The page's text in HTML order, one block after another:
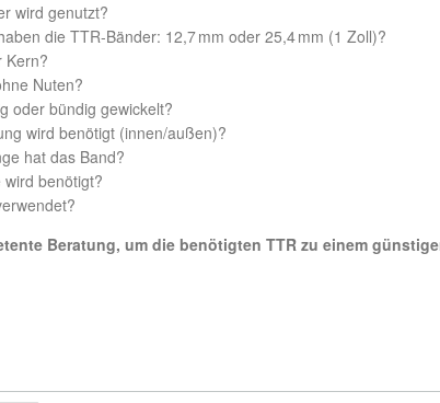
wird genutzt?
die TTR-Bänder: 12,7 mm oder 25,4 mm (1 Zoll)?
Kern?
Nuten?
oder bündig gewickelt?
wird benötigt (innen/außen)?
hat das Band?
benötigt?
Beratung, um die benötigten TTR zu einem